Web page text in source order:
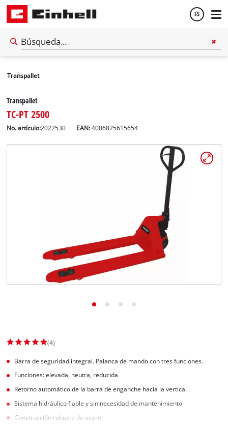
ES
Transpallet
Transpallet
TC-PT 2500
No. artículo:2022530 EAN:4006825615654
(4)
Barra de seguridad integral. Palanca de mando con tres funciones.
Funciones: elevada, neutra, reducida
Retorno automático de la barra de enganche hacia la vertical
Sistema hidráulico fiable y sin necesidad de mantenimiento
Construcción robusta de acero